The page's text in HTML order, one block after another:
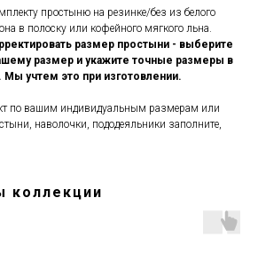
простыню на резинке/без из белого
в полоску или кофейного мягкого льна.
размер простыни - выберите
размер и укажите точные размеры в
Мы учтем это при изготовлении.
по вашим индивидуальным размерам или
наволочки, пододеяльники заполните,
коллекции